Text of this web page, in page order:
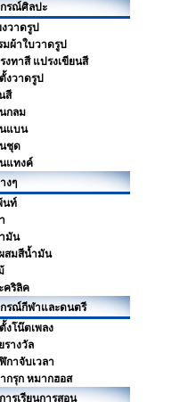
รณ์ศิลปะ
งวาดรูป
มผ้าใบวาดรูป
งทาสี แปรงเขียนสี
งวาดรูป
สี
กลม
แบน
ชุด
แทงค์
งๆ
นท์
มัน
สมสีน้ำมัน
คริลิค
รณ์กีฬาและดนตรี
งโน๊ตเพลง
รางวัล
กาจับเวลา
กรุก หมากฮอส
ารเรียนการสอน